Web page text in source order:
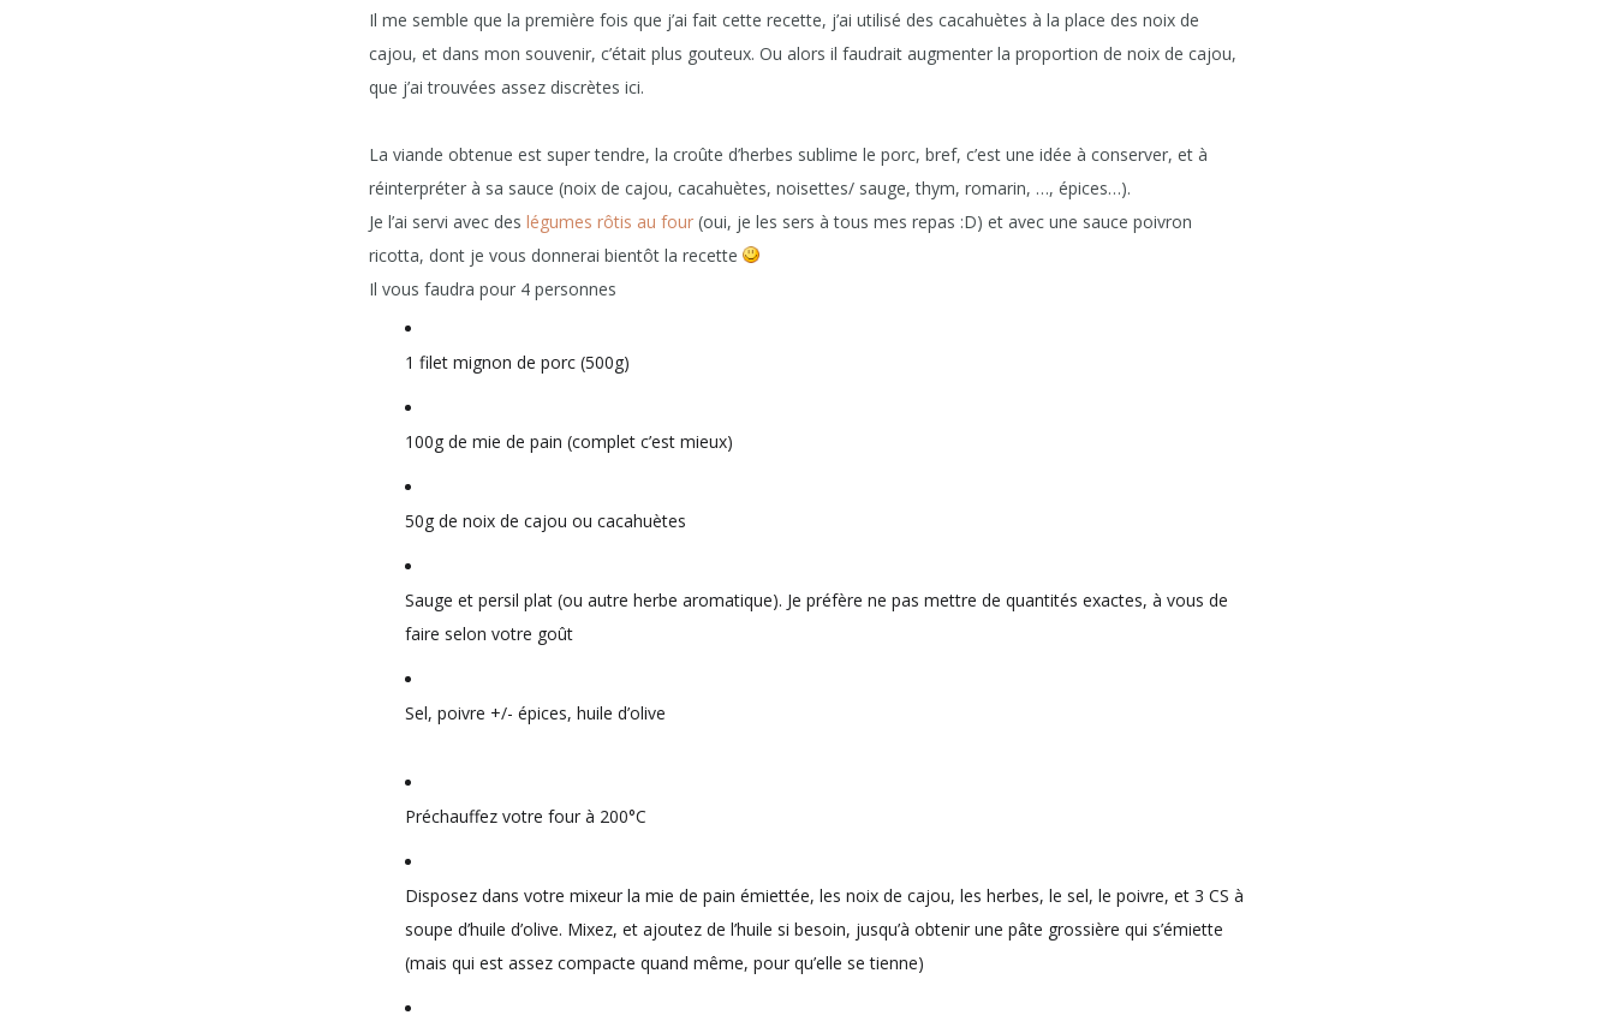
Il me semble que la première fois que j’ai fait cette recette, j’ai utilisé des cacahuètes à la place des noix de
cajou, et dans mon souvenir, c’était plus gouteux. Ou alors il faudrait augmenter la proportion de noix de cajou,
que j’ai trouvées assez discrètes ici.
La viande obtenue est super tendre, la croûte d’herbes sublime le porc, bref, c’est une idée à conserver, et à
réinterpréter à sa sauce (noix de cajou, cacahuètes, noisettes/ sauge, thym, romarin, …, épices…).
Je l’ai servi avec des légumes rôtis au four (oui, je les sers à tous mes repas :D) et avec une sauce poivron
ricotta, dont je vous donnerai bientôt la recette
Il vous faudra pour 4 personnes
1 filet mignon de porc (500g)
100g de mie de pain (complet c’est mieux)
50g de noix de cajou ou cacahuètes
Sauge et persil plat (ou autre herbe aromatique). Je préfère ne pas mettre de quantités exactes, à vous de
faire selon votre goût
Sel, poivre +/- épices, huile d’olive
Préchauffez votre four à 200°C
Disposez dans votre mixeur la mie de pain émiettée, les noix de cajou, les herbes, le sel, le poivre, et 3 CS à
soupe d’huile d’olive. Mixez, et ajoutez de l’huile si besoin, jusqu’à obtenir une pâte grossière qui s’émiette
(mais qui est assez compacte quand même, pour qu’elle se tienne)